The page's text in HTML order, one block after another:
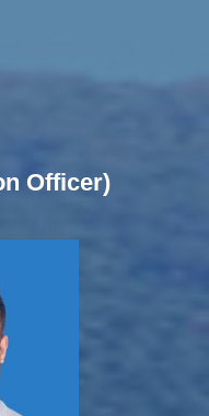
Officer)